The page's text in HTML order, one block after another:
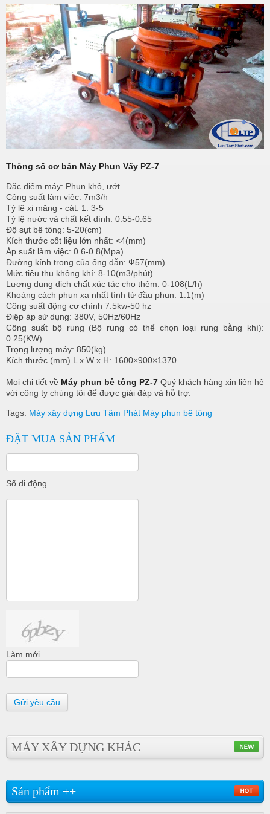
Thông số cơ bản Máy Phun Vẩy PZ-7
Đặc điểm máy: Phun khô, ướt
Công suất làm việc: 7m3/h
Tỷ lệ xi măng - cát: 1: 3-5
Tỷ lệ nước và chất kết dính: 0.55-0.65
Độ sụt bê tông: 5-20(cm)
Kích thước cốt liệu lớn nhất: <4(mm)
Áp suất làm việc: 0.6-0.8(Mpa)
Đường kính trong của ống dẫn: Ф57(mm)
Mức tiêu thụ không khí: 8-10(m3/phút)
Lượng dung dịch chất xúc tác cho thêm: 0-108(L/h)
Khoảng cách phun xa nhất tính từ đầu phun: 1.1(m)
Công suất động cơ chính 7.5kw-50 hz
Điệp áp sử dụng: 380V, 50Hz/60Hz
Công suất bộ rung (Bộ rung có thể chọn loại rung bằng khí):
0.25(KW)
Trọng lượng máy: 850(kg)
Kích thước (mm) L x W x H: 1600×900×1370
Mọi chi tiết về Máy phun bê tông PZ-7 Quý khách hàng xin liên hệ
với công ty chúng tôi để được giải đáp và hỗ trợ.
Tags: Máy xây dựng Lưu Tâm Phát Máy phun bê tông
ĐẶT MUA SẢN PHẨM
Số di động
Làm mới
Gửi yêu cầu
MÁY XÂY DỰNG KHÁC
Sản phẩm ++